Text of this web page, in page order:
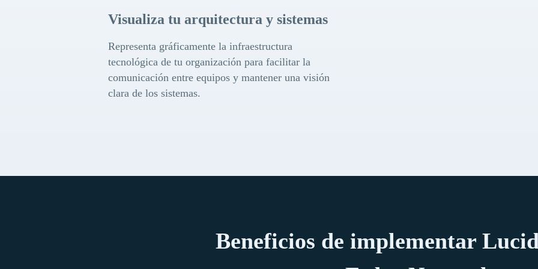
Visualiza tu arquitectura y sistemas
Representa gráficamente la infraestructura
tecnológica de tu organización para facilitar la
comunicación entre equipos y mantener una visión
clara de los sistemas.
Beneficios de implementar